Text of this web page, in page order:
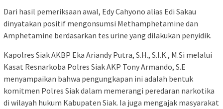
Dari hasil pemeriksaan awal, Edy Cahyono alias Edi Sakau
dinyatakan positif mengonsumsi Methamphetamine dan
Amphetamine berdasarkan tes urine yang dilakukan penyidik.
Kapolres Siak AKBP Eka Ariandy Putra, S.H., S.I.K., M.Si melalui
Kasat Resnarkoba Polres Siak AKP Tony Armando, S.E
menyampaikan bahwa pengungkapan ini adalah bentuk
komitmen Polres Siak dalam memerangi peredaran narkotika
di wilayah hukum Kabupaten Siak. Ia juga mengajak masyarakat